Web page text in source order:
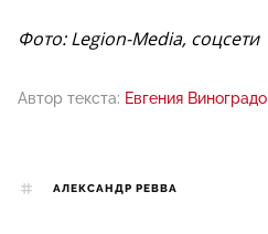
Фото: Legion-Media, соцсети
Автор текста: Евгения
АЛЕКСАНДР РЕВВА